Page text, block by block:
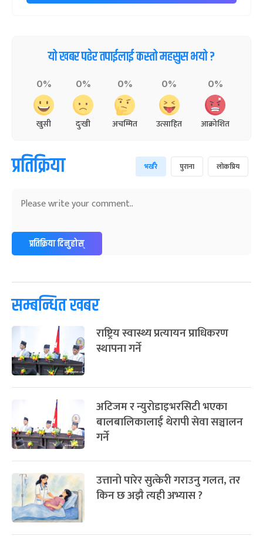
यो खबर पढेर तपाईलाई कस्तो महसुस भयो ?
0%
खुसी
0%
दुःखी
0%
अचम्मित
0%
उत्साहित
0%
आक्रोशित
प्रतिक्रिया भर्खरै पुराना लोकप्रिय
प्रतिक्रिया दिनुहोस्
सम्बन्धित खबर
राष्ट्रिय स्वास्थ्य प्रत्यायन प्राधिकरण
स्थापना गर्ने
अटिजम र न्युरोडाइभरसिटी भएका
बालबालिकालाई थेरापी सेवा सञ्चालन
गर्ने
उत्तानो पारेर सुत्केरी गराउनु गलत, तर
किन छ अझै त्यही अभ्यास ?